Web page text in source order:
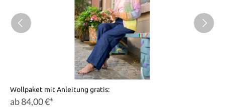
Wollpaket mit Anleitung gratis:
ab 84,00 €*